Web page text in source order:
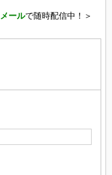
メールで随時配信中！＞